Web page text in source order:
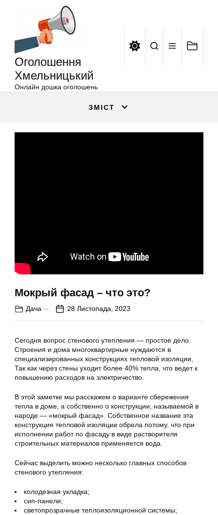
Оголошення
Хмельницький
Онлайн дошка оголошень
ЗМІСТ
Мокрый фасад – что это?
Дача 28 Листопада, 2023
Сегодня вопрос стенового утепления — простое дело.
Строения и дома многоквартирные нуждаются в
специализированных конструкциях тепловой изоляции,
Так как через стены уходит более 40% тепла, что ведет к
повышению расходов на электричество.
В этой заметке мы расскажем о варианте сбережения
тепла в доме, а собственно о конструкции, называемой в
народе — «мокрый фасад». Собственное название эта
конструкция тепловой изоляции обрела потому, что при
исполнении работ по фасаду в виде растворителя
строительных материалов применяется вода.
Сейчас выделить можно несколько главных способов
стенового утепления:
колодезная укладка;
сип-панели;
светопрозрачные теплоизоляционной системы;